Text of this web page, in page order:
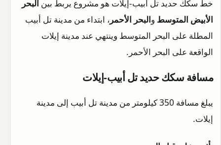
خط سكك حديد تل أبيب-إيلات هو مشروع يربط بين البحر
الأبيض المتوسط والبحر الأحمر ، ابتداء من مدينة تل أبيب
المطلة على البحر المتوسط وينتهي عند مدينة إيلات
الواقعة على البحر الأحمر.
مسافة سكك حديد تل أبيب-إيلات
يبلغ مسافة 350 كيلومتر من مدينة تل أبيب إلى مدينة
إيلات.